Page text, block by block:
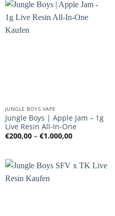
JUNGLE BOYS VAPE
Jungle Boys | Apple Jam – 1g
Live Resin All-In-One
€200,00 – €1.000,00
€200,00